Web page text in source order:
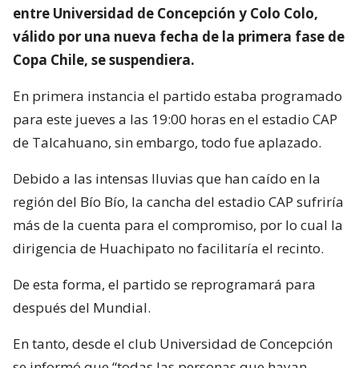
entre Universidad de Concepción y Colo Colo,
válido por una nueva fecha de la primera fase de
Copa Chile, se suspendiera.
En primera instancia el partido estaba programado
para este jueves a las 19:00 horas en el estadio CAP
de Talcahuano, sin embargo, todo fue aplazado.
Debido a las intensas lluvias que han caído en la
región del Bío Bío, la cancha del estadio CAP sufriría
más de la cuenta para el compromiso, por lo cual la
dirigencia de Huachipato no facilitaría el recinto.
De esta forma, el partido se reprogramará para
después del Mundial.
En tanto, desde el club Universidad de Concepción